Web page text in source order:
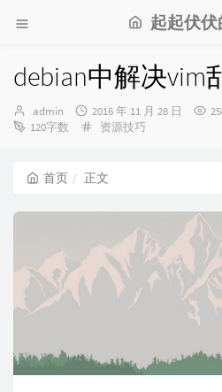
起起伏
debian中解决vim
博
主：
admin
发
布
2016 年 11 月 28 日
120字数
分
资源技巧
首页 正文